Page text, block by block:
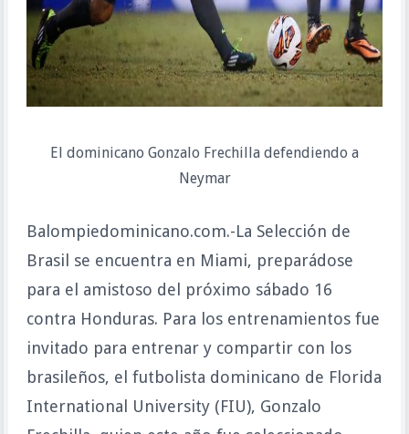
El dominicano Gonzalo Frechilla defendiendo a
Neymar
Balompiedominicano.com.-La Selección de
Brasil se encuentra en Miami, preparádose
para el amistoso del próximo sábado 16
contra Honduras. Para los entrenamientos fue
invitado para entrenar y compartir con los
brasileños, el futbolista dominicano de Florida
International University (FIU), Gonzalo